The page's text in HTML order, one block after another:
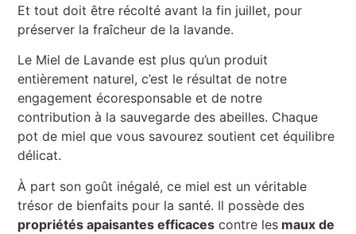
Et tout doit être récolté avant la fin juillet, pour
préserver la fraîcheur de la lavande.
Le Miel de Lavande est plus qu’un produit
entièrement naturel, c’est le résultat de notre
engagement écoresponsable et de notre
contribution à la sauvegarde des abeilles. Chaque
pot de miel que vous savourez soutient cet équilibre
délicat.
À part son goût inégalé, ce miel est un véritable
trésor de bienfaits pour la santé. Il possède des
propriétés apaisantes efficaces contre les maux de